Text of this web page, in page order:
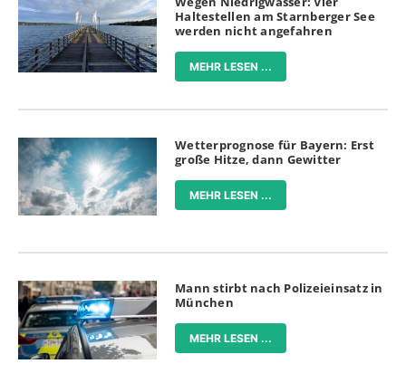
Haltestellen am Starnberger See
werden nicht angefahren
MEHR LESEN ...
Wetterprognose für Bayern: Erst
große Hitze, dann Gewitter
MEHR LESEN ...
Mann stirbt nach Polizeieinsatz in
München
MEHR LESEN ...